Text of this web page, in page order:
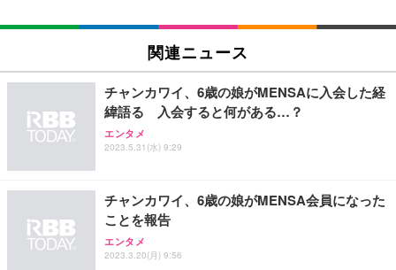
SIHOO B100 オフィスチェア／デスクチェア メッシ
ュチェア 人間工学 疲れない ブラック
￥27,999
Sezlife オフィスチェア デスクチェア 疲れない テレ
ワーク チェア 強化バックレスト 30度ロッキング機
能 人間工学 椅子 腰サポート 90度跳ね上げ式アーム
務用 おしゃれ パソコンチェア (ブラック)
Sezlife オフィスチェア デスクチェア 疲れない テレ
ワーク チェア 強化バックレスト 30度ロッキング機
能 人間工学 椅子 腰サポート 90度跳ね上げ式アーム
EIZO ビジネス向けプレミアムモニター | FlexScan
￥109,572
【純正品】27"ゲーミングモニター DualSense 充電
フック付き（CFI-ZDM1J）
【整備済み品】Dell E2724HS 27インチ 液晶モニタ
ー フルHD（1920×1080）VA 非光沢 HDMI/DisplayP
ort/VGA スピーカー内蔵 高さ調整 スイベル VESA対
Amazonベーシック ペットシーツ 厚型 ワイド 42枚
x2袋(84枚) ホワイト(吸収面:ライトブルー)
￥3,234
ネオ・ルーライフ ネオ・オムツ L 中型犬用 26枚入
り 単品
Smart Basic(スマートベーシック) 【Amazon.co.jp
限定】 Smart Basic アイリスオーヤマ ペットシーツ
超厚型 お徳用 ワイド 100枚入 (x 1) (ケース販売)
関連ニュース
チャンカワイ、6歳の娘がMENSAに入会した経
緯語る 入会すると何がある…？
エンタメ
2023.5.31(水) 9:29
チャンカワイ、6歳の娘がMENSA会員になった
ことを報告
エンタメ
2023.3.20(月) 9:56